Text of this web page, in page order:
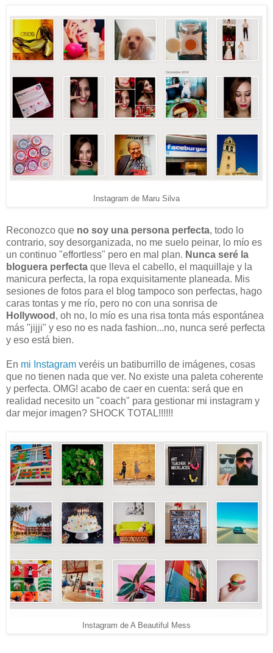
Instagram de Maru Silva
Reconozco que no soy una persona perfecta, todo lo
contrario, soy desorganizada, no me suelo peinar, lo mío es
un continuo "effortless" pero en mal plan. Nunca seré la
bloguera perfecta que lleva el cabello, el maquillaje y la
manicura perfecta, la ropa exquisitamente planeada. Mis
sesiones de fotos para el blog tampoco son perfectas, hago
caras tontas y me río, pero no con una sonrisa de
Hollywood , oh no, lo mío es una risa tonta más espontánea
más "jijji" y eso no es nada fashion...no, nunca seré perfecta
y eso está bien.
En mi Instagram veréis un batiburrillo de imágenes, cosas
que no tienen nada que ver. No existe una paleta coherente
y perfecta. OMG! acabo de caer en cuenta: será que en
realidad necesito un "coach" para gestionar mi instagram y
dar mejor imagen? SHOCK TOTAL!!!!!!
Instagram de A Beautiful Mess